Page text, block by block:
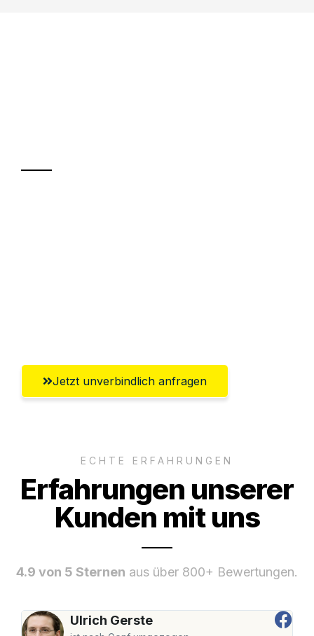
Jetzt unverbindlich anfragen
ECHTE ERFAHRUNGEN
Erfahrungen unserer
Kunden mit uns
4.9 von 5 Sternen aus über 800+ Bewertungen.
Ulrich Gerste